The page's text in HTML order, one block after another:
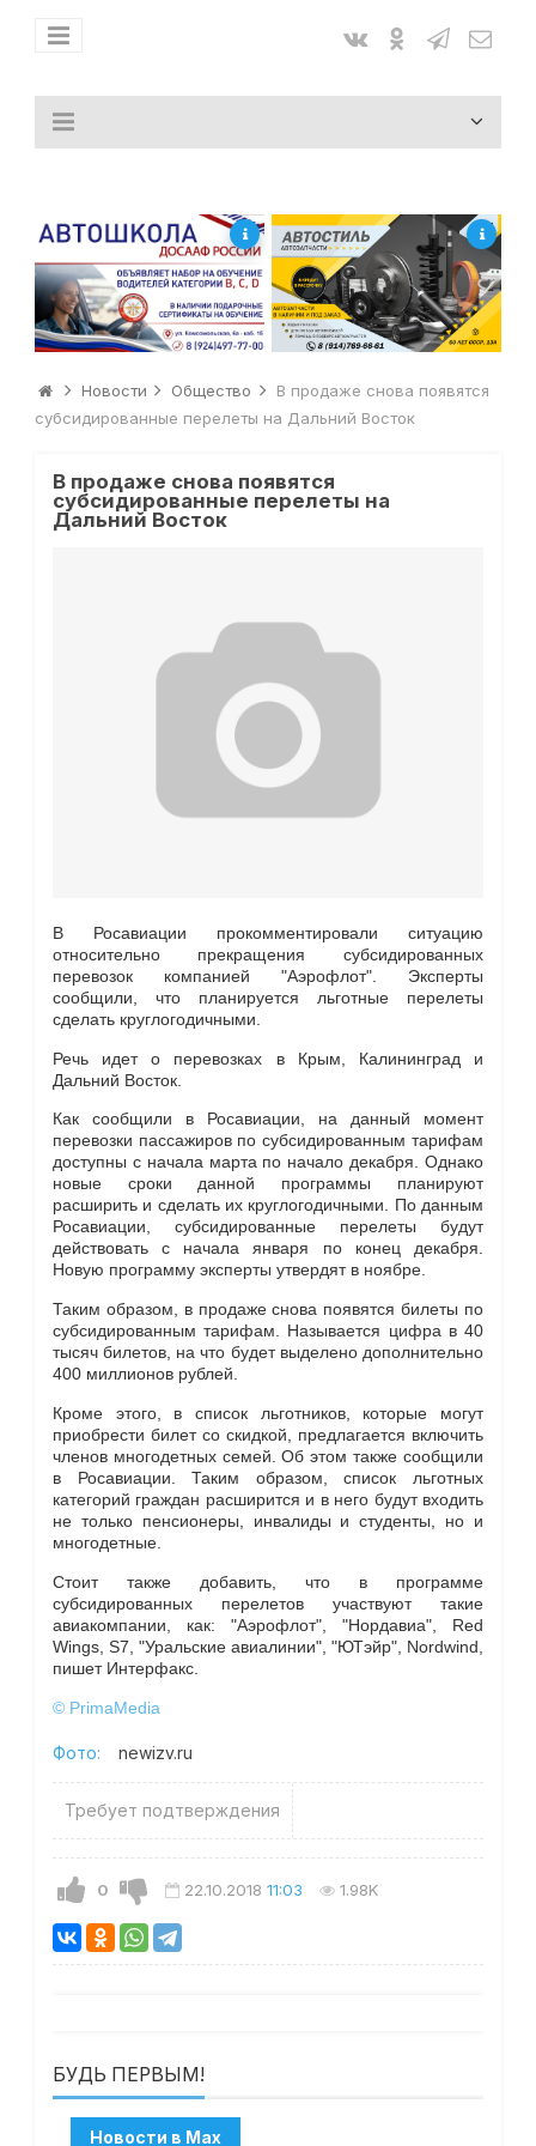
Новости Общество
В продаже снова появятся
субсидированные перелеты на Дальний Восток
В продаже снова появятся
субсидированные перелеты на
Дальний Восток
В Росавиации прокомментировали ситуацию
относительно прекращения субсидированных
перевозок компанией "Аэрофлот". Эксперты
сообщили, что планируется льготные перелеты
сделать круглогодичными.
Речь идет о перевозках в Крым, Калининград и
Дальний Восток.
Как сообщили в Росавиации, на данный момент
перевозки пассажиров по субсидированным тарифам
доступны с начала марта по начало декабря. Однако
новые сроки данной программы планируют
расширить и сделать их круглогодичными. По данным
Росавиации, субсидированные перелеты будут
действовать с начала января по конец декабря.
Новую программу эксперты утвердят в ноябре.
Таким образом, в продаже снова появятся билеты по
субсидированным тарифам. Называется цифра в 40
тысяч билетов, на что будет выделено дополнительно
400 миллионов рублей.
Кроме этого, в список льготников, которые могут
приобрести билет со скидкой, предлагается включить
членов многодетных семей. Об этом также сообщили
в Росавиации. Таким образом, список льготных
категорий граждан расширится и в него будут входить
не только пенсионеры, инвалиды и студенты, но и
многодетные.
Стоит также добавить, что в программе
субсидированных перелетов участвуют такие
авиакомпании, как: "Аэрофлот", "Нордавиа", Red
Wings, S7, "Уральские авиалинии", "ЮТэйр", Nordwind,
пишет Интерфакс.
© PrimaMedia
Фото: newizv.ru
Требует подтверждения
0 22.10.2018 11:03 1.98K
БУДЬ ПЕРВЫМ!